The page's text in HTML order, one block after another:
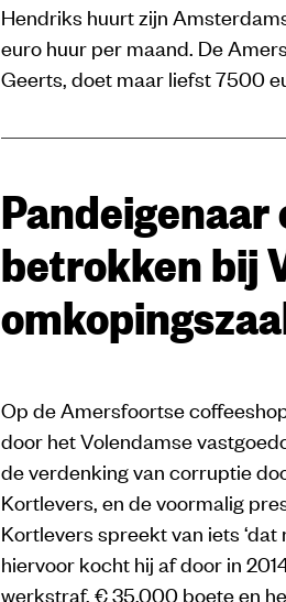
Hendriks huurt zijn
euro huur per maand. De
Geerts, doet maar liefst 7500
betrokken bij
Op de Amersfoortse
door het Volendamse
de verdenking van corruptie
Kortlevers, en de voormalig
Kortlevers spreekt van iets
hiervoor kocht hij af door in
werkstraf, € 35.000 boete en